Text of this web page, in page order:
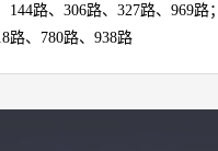
路、306路、327路、969路；
路、780路、938路